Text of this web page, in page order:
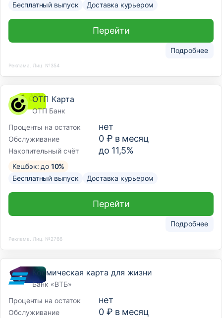
Бесплатный выпуск
Доставка курьером
Подробнее
Перейти
Реклама. Лиц. №354
ОТП Карта
ОТП Банк
Проценты на остаток
нет
Обслуживание 0 ₽ в месяц
Накопительный счёт до 11,5%
Кешбэк: до 10%
Бесплатный выпуск
Доставка курьером
Подробнее
Перейти
Реклама. Лиц. №2766
Космическая карта для жизни
Банк «ВТБ»
Проценты на остаток
нет
Обслуживание 0 ₽ в месяц